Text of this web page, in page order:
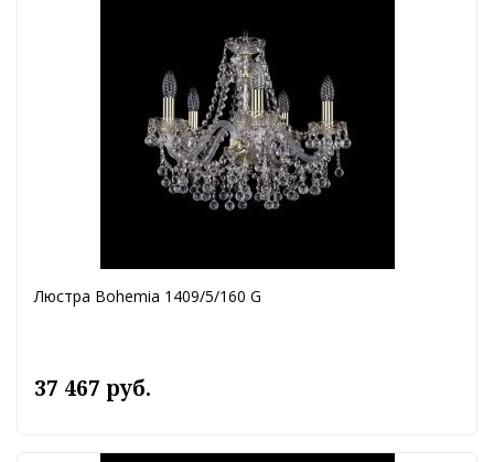
Люстра Bohemia 1409/5/160 G
37 467 руб.